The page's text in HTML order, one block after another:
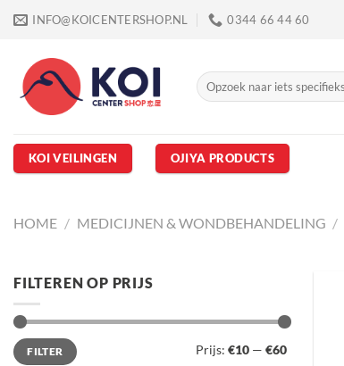
Ga
inhoud
INFO@KOICENTERSHOP.NL 0344 66 44 60
Zoeken
naar:
KOI VEILINGEN OJIYA PRODUCTS
HOME / MEDICIJNEN & WONDBEHANDELING /
FILTEREN OP PRIJS
Min.
prijs
Max.
prijsFILTER Prijs: €10 — €60